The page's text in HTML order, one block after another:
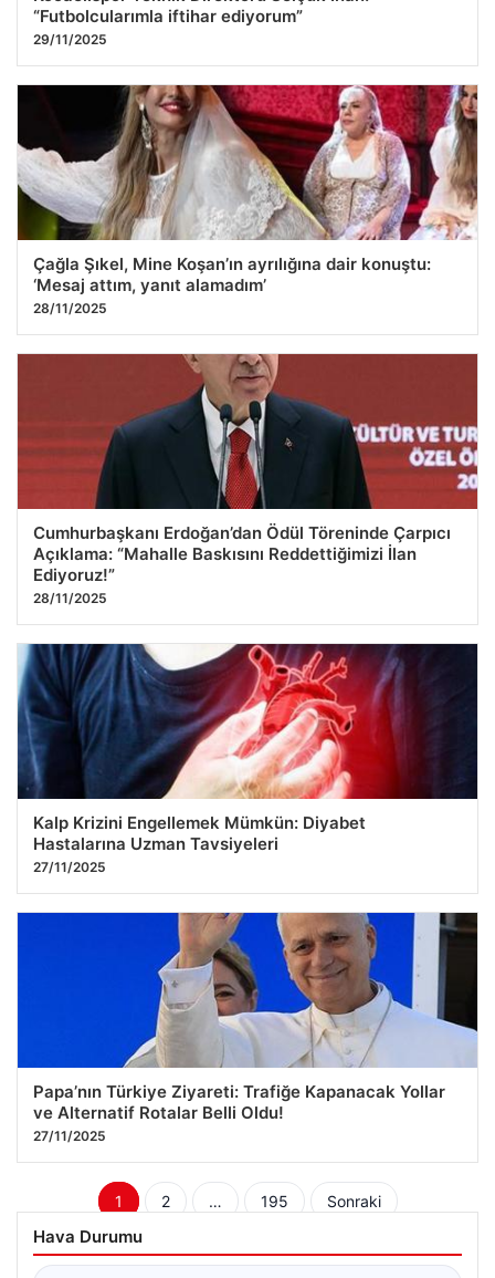
“Futbolcularımla iftihar ediyorum”
29/11/2025
Çağla Şıkel, Mine Koşan’ın ayrılığına dair konuştu:
‘Mesaj attım, yanıt alamadım’
28/11/2025
Cumhurbaşkanı Erdoğan’dan Ödül Töreninde Çarpıcı
Açıklama: “Mahalle Baskısını Reddettiğimizi İlan
Ediyoruz!”
28/11/2025
Kalp Krizini Engellemek Mümkün: Diyabet
Hastalarına Uzman Tavsiyeleri
27/11/2025
Papa’nın Türkiye Ziyareti: Trafiğe Kapanacak Yollar
ve Alternatif Rotalar Belli Oldu!
27/11/2025
Yazı
sayfalaması
1 2 … 195 Sonraki
Hava Durumu